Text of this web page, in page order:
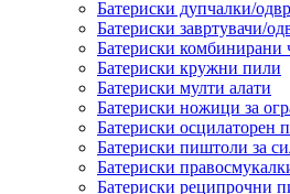
Батериски дупчалки/
Батериски завртувачи/
Батериски комбинирани
Батериски кружни пили
Батериски мулти алати
Батериски ножици за
Батериски осцилаторен
Батериски пиштоли за
Батериски
Батериски реципрочни